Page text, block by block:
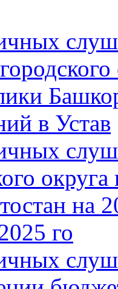
в Устав
на
го